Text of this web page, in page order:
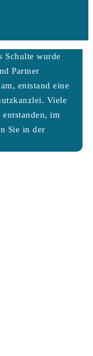
Schulte wurde
Partner
entstand eine
Viele
im
Sie in der